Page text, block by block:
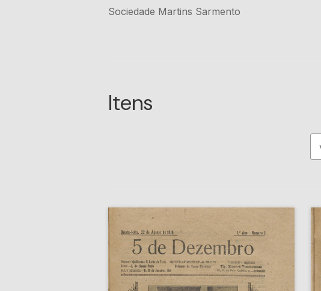
Sociedade Martins Sarmento
Itens